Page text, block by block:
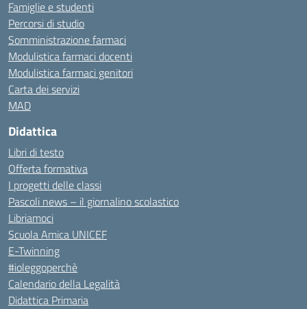
Famiglie e studenti
Percorsi di studio
Somministrazione farmaci
Modulistica farmaci docenti
Modulistica farmaci genitori
Carta dei servizi
MAD
Didattica
Libri di testo
Offerta formativa
I progetti delle classi
Pascoli news – il giornalino scolastico
Libriamoci
Scuola Amica UNICEF
E-Twinning
#ioleggoperchè
Calendario della Legalità
Didattica Primaria